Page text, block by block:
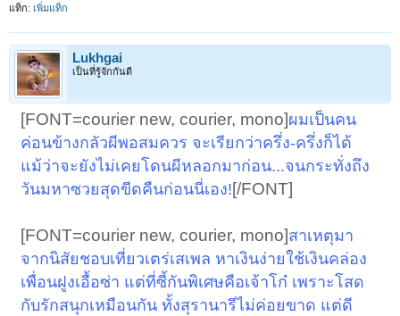
แท็ก: เพิ่มแท็ก
Lukhgai
เป็นที่รู้จักกันดี
[FONT=courier new, courier, mono]ผมเป็นคน
ค่อนข้างกลัวผีพอสมควร จะเรียกว่าครึ่ง-ครึ่งก็ได้
แม้ว่าจะยังไม่เคยโดนผีหลอกมาก่อน...จนกระทั่งถึง
วันมหาซวยสุดขีดคืนก่อนนี่เอง! [/FONT]​
[FONT=courier new, courier, mono]สาเหตุมา
จากนิสัยชอบเที่ยวเตร่เสเพล หาเงินง่ายใช้เงินคล่อง
เพื่อนฝูงเอื้อซ่า แต่ที่ซี้กันพิเศษคือเจ้าโก๋ เพราะโสด
กับรักสนุกเหมือนกัน ทั้งสุรานารีไม่ค่อยขาด แต่ดี